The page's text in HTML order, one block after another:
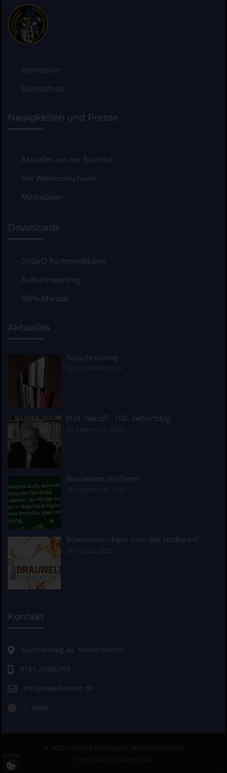
Impressum
Datenschutz
Neuigkeiten und Presse
Aktuelles aus der Branche
Der Weihenstephaner
Mediadaten
Downloads
DSGVO Rückmeldekarte
Aufnahmeantrag
SEPA-Mandat
Aktuelles
Ausschreibung
02. Dezember 2025
Prof. Narziß´ 100. Geburtstag
30. September 2025
Brauwesen studieren
25. September 2025
Brauwesen - kann man das studieren?
28. August 2025
Kontakt
Guntherweg 4a, Niederalteich
0151 25880399
info@vew-brauer.de
Web